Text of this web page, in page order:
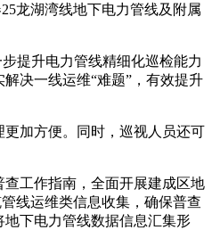
龙湖湾线地下电力管线及附属
提升电力管线精细化巡检能力
决一线运维“难题”，有效提升
加方便。同时，巡视人员还可
工作指南，全面开展建成区地
线运维类信息收集，确保普查
下电力管线数据信息汇集形